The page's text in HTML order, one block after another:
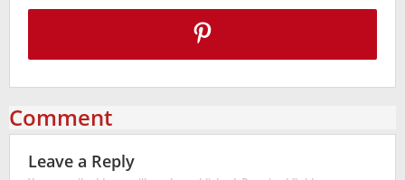
Comment
Leave a Reply